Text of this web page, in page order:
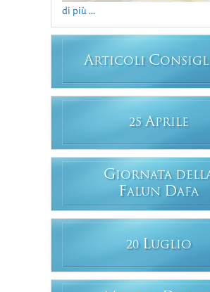
di più ...
ARTICOLI C
25 APRILE
GIORNATA
FALUN DAFA
20 LUGLIO